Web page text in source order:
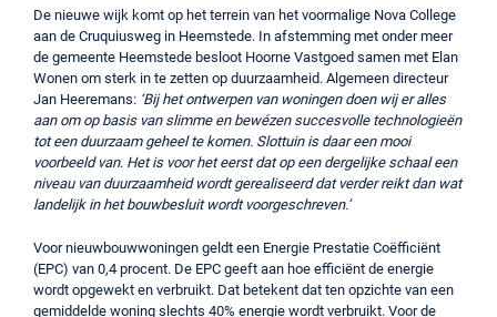
De nieuwe wijk komt op het terrein van het voormalige Nova College
aan de Cruquiusweg in Heemstede. In afstemming met onder meer
de gemeente Heemstede besloot Hoorne Vastgoed samen met Elan
Wonen om sterk in te zetten op duurzaamheid. Algemeen directeur
Jan Heeremans: ‘Bij het ontwerpen van woningen doen wij er alles
aan om op basis van slimme en bewézen succesvolle technologieën
tot een duurzaam geheel te komen. Slottuin is daar een mooi
voorbeeld van. Het is voor het eerst dat op een dergelijke schaal een
niveau van duurzaamheid wordt gerealiseerd dat verder reikt dan wat
landelijk in het bouwbesluit wordt voorgeschreven.’
Voor nieuwbouwwoningen geldt een Energie Prestatie Coëfficiënt
(EPC) van 0,4 procent. De EPC geeft aan hoe efficiënt de energie
wordt opgewekt en verbruikt. Dat betekent dat ten opzichte van een
gemiddelde woning slechts 40% energie wordt verbruikt. Voor de